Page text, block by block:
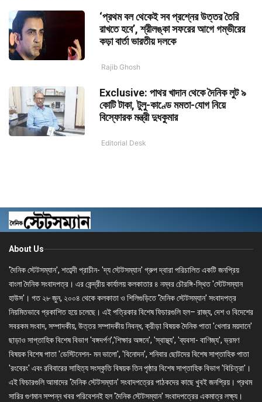
‘প্রথম বল থেকেই সব প্রশ্নের উত্তর তৈরি
রাখতে হবে’, শ্রীলঙ্কা সফরের আগে গম্ভীরের
কড়া বার্তা ভারতীয় দলকে
Rajib Ghosh
Exclusive: পাথর খাদান থেকে দৈনিক লুট ৯
কোটি টাকা, টুলু-কাণ্ডে মমতা-যোগ নিয়ে
বিস্ফোরক মন্ত্রী দুধকুমার
Editorial Desk
About Us
'দৈনিক স্টেটসম্যান', শতাব্দী প্রাচীন- 'দ্য স্টেটসম্যান' গ্রুপ দ্বারা পরিচালিত একটি জনপ্রিয়
বাংলা দৈনিক সংবাদপত্র। এর কেন্দ্রীয় কার্যালয় কলকাতার ৪ নম্বর চৌরঙ্গি-স্থিত 'স্টেটসম্যান
হাউস'। গত ২৮ জুন, ২০০৪ থেকে কলকাতা ও শিলিগুড়িতে 'দৈনিক স্টেটসম্যান' সংবাদপত্র
নিয়মিতভাবে প্রকাশিত হয়ে চলেছে। এই পত্রিকার বিশেষ ফিচারগুলি হল– রাজ্য, দেশ ও বিদেশের
সবরকম সংবাদ, সম্পাদকীয়, উত্তর সম্পাদকীয় নিবন্ধ, ক্রীড়া বিষয়ক দৈনিক পাতা 'খেলার ময়দানে'
ছাড়াও সাপ্তাহিক বিশেষ বিভাগ 'বঙ্গদর্পণ','শিক্ষার অঙ্গনে', 'স্বাস্থ্য', 'ব্যবসা- বাণিজ্য', ভ্রমণ
বিষয়ক বিশেষ পাতা 'ডেস্টিনেশন- মন ভালো', 'বিনোদন', শনিবার ছোটদের বিশেষ সাপ্তাহিক পাতা
'রংবেরং' এবং রবিবারের সাহিত্য সংস্কৃতি বিষয়ক তিন পৃষ্ঠার বিশেষ সাপ্তাহিক বিভাগ 'বিচিত্রা'।
এই ফিচারগুলি আমাদের 'দৈনিক স্টেটসম্যান' সংবাদপত্রের পাঠকদের কাছে খুবই জনপ্রিয়। প্রথম
সারির গুণমান সম্পন্ন খবর পরিবেশনই হল 'দৈনিক স্টেটসম্যান' সংবাদপত্রের একমাত্র লক্ষ্য।